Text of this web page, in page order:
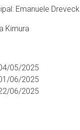
Emanuele Dreveck
Kimura
05/2025
06/2025
06/2025